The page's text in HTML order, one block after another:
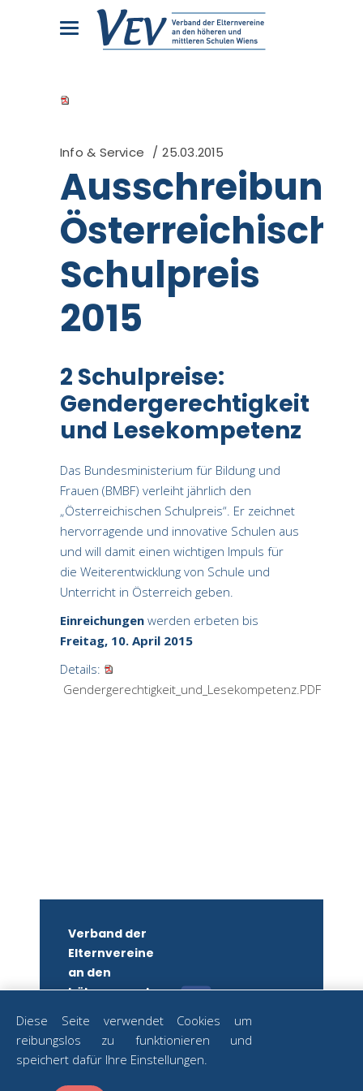
Info & Service 25.03.2015
Ausschreibung
Schulpreis
2015
2 Schulpreise:
Gendergerechtigkeit
und Lesekompetenz
Das Bundesministerium für Bildung und
Frauen (BMBF) verleiht jährlich den
„Österreichischen Schulpreis“. Er zeichnet
hervorragende und innovative Schulen aus
und will damit einen wichtigen Impuls für
die Weiterentwicklung von Schule und
Unterricht in Österreich geben.
Einreichungen werden erbeten bis
Freitag, 10. April 2015
Details:
Gendergerechtigkeit_und_Lesekompetenz.PDF
Verband der
Elternvereine
an den
höheren und
Diese Seite verwendet Cookies um
reibungslos zu funktionieren und
speichert dafür Ihre Einstellungen.